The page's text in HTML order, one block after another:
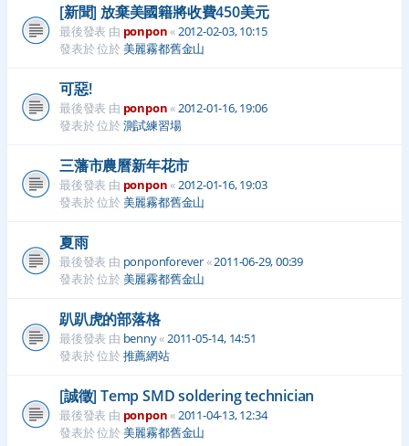
[新聞] 放棄美國籍將收費450美元
最後發表 由 ponpon« 2012-02-03, 10:15
發表於 位於 美麗霧都舊金山
可惡!
最後發表 由 ponpon« 2012-01-16, 19:06
發表於 位於 測試練習場
三藩市農曆新年花市
最後發表 由 ponpon« 2012-01-16, 19:03
發表於 位於 美麗霧都舊金山
夏雨
最後發表 由 ponponforever«2011-06-29, 00:39
發表於 位於 美麗霧都舊金山
趴趴虎的部落格
最後發表 由 benny« 2011-05-14, 14:51
發表於 位於 推薦網站
[誠徵] Temp SMD soldering technician
最後發表 由 ponpon« 2011-04-13, 12:34
發表於 位於 美麗霧都舊金山